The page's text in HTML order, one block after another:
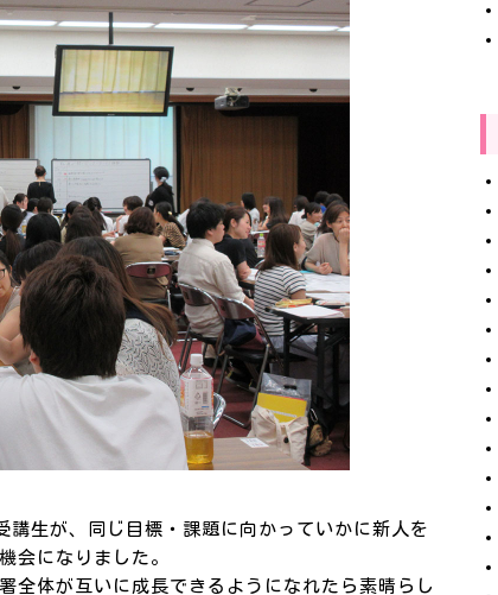
生が、同じ目標・課題に向かっていかに新人を
会になりました。
全体が互いに成長できるようになれたら素晴らし